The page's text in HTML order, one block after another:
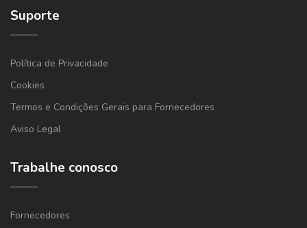
Suporte
Política de Privacidade
Cookies
Termos e Condições Gerais para Fornecedores
Aviso Legal
Trabalhe conosco
Fornecedores